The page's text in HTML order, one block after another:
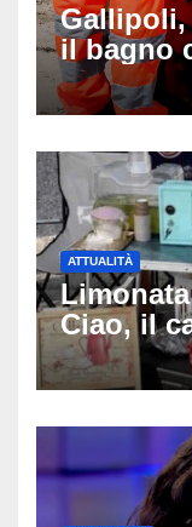
Gallipoli,
il bagno
a 19
disperati
ATTUALITÀ
Ciao, il
divide
in